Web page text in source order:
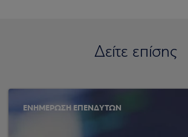
Δείτε επίσης
ΕΝΗΜΕΡΩΣΗ ΕΠΕΝΔΥΤΩΝ